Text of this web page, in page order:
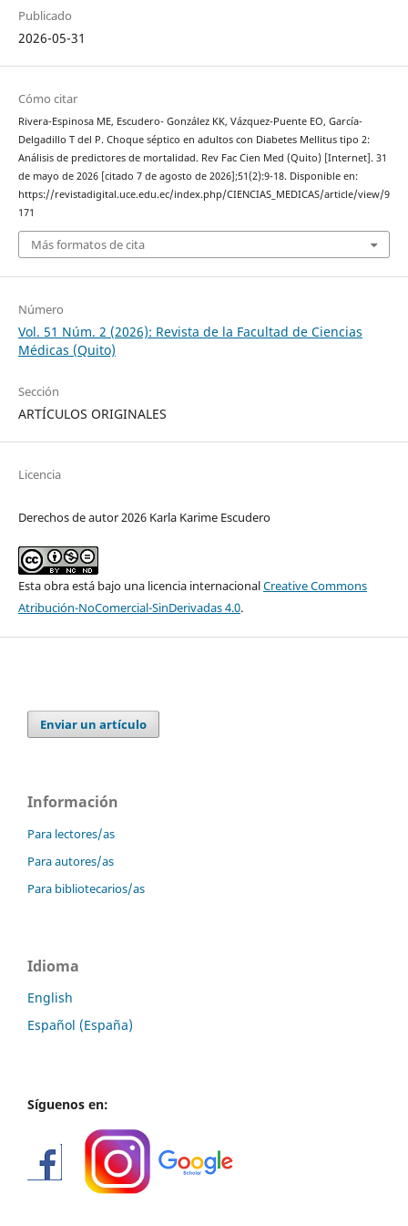
Publicado
2026-05-31
Cómo citar
Rivera-Espinosa ME, Escudero- González KK, Vázquez-Puente EO, García-
Delgadillo T del P. Choque séptico en adultos con Diabetes Mellitus tipo 2:
Análisis de predictores de mortalidad. Rev Fac Cien Med (Quito) [Internet]. 31
de mayo de 2026 [citado 7 de agosto de 2026];51(2):9-18. Disponible en:
https://revistadigital.uce.edu.ec/index.php/CIENCIAS_MEDICAS/article/view/9
171
Más formatos de cita
Número
Vol. 51 Núm. 2 (2026): Revista de la Facultad de Ciencias
Médicas (Quito)
Sección
ARTÍCULOS ORIGINALES
Licencia
Derechos de autor 2026 Karla Karime Escudero
Esta obra está bajo una licencia internacionalCreative Commons
Atribución-NoComercial-SinDerivadas 4.0.
Enviar un artículo
Información
Para lectores/as
Para autores/as
Para bibliotecarios/as
Idioma
English
Español (España)
Síguenos en: